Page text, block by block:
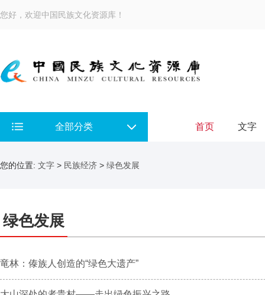
您好，欢迎中国民族文化资源库！
全部分类 首页 文字
您的位置: 文字 > 民族经济 > 绿色发展
绿色发展
竜林：傣族人创造的“绿色大遗产”